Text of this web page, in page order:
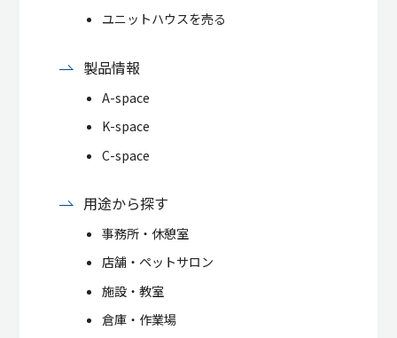
ユニットハウスを売る
製品情報
A-space
K-space
C-space
用途から探す
事務所・休憩室
店舗・ペットサロン
施設・教室
倉庫・作業場